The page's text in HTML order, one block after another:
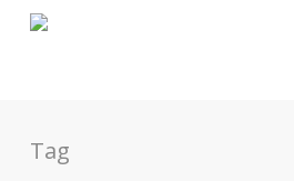
Tag